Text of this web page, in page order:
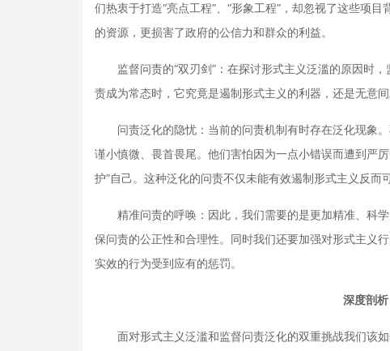
们热衷于打造“亮点工程”、“形象工程”，却忽视了这些项
的资源，更损害了政府的公信力和群众的利益。
监督问责的“双刃剑”：在探讨形式主义泛滥的原因时，
责成为常态时，它究竟是遏制形式主义的利器，还是无意
问责泛化的隐忧：当前的问责机制有时存在泛化现象
谨小慎微、畏首畏尾。他们害怕因为一点小错误而遭到严
护”自己。这种泛化的问责不仅未能有效遏制形式主义反而
精准问责的呼唤：因此，我们需要的是更加精准、科学
保问责的公正性和合理性。同时我们还要加强对形式主义
实效的行为受到应有的惩罚。
深度剖
面对形式主义泛滥和监督问责泛化的双重挑战我们该如